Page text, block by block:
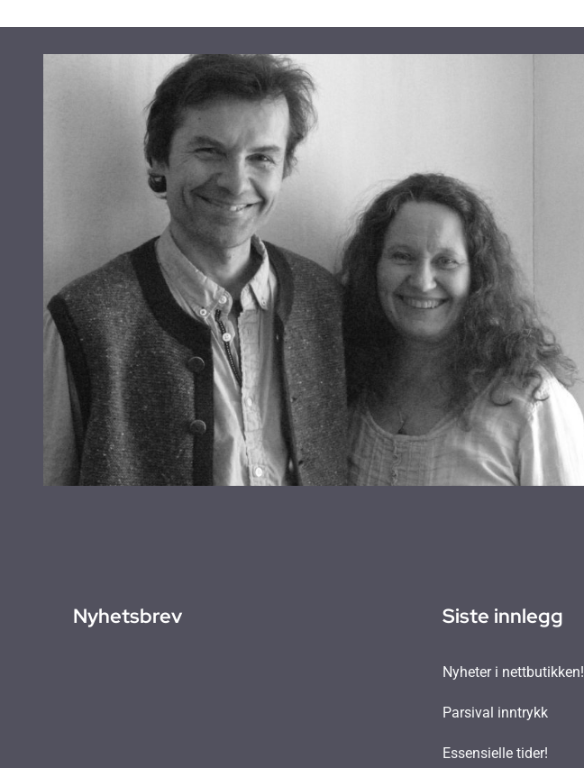
Nyhetsbrev Siste innlegg
Nyheter i nettbutikken!
Parsival inntrykk
Essensielle tider!